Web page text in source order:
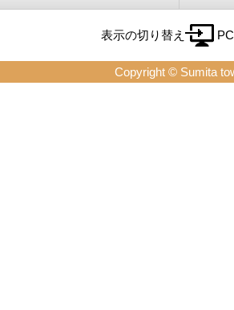
表示の切り替え
Copyright © Sumita